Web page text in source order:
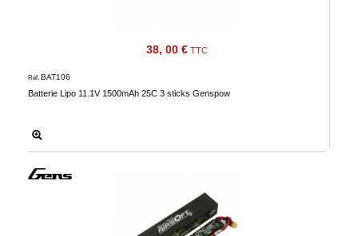
38, 00 € TTC
Batterie Lipo 11.1V 1500mAh 25C 3 sticks Genspow
Réf. BAT106